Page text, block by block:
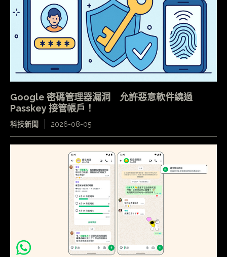
Google 密碼管理器漏洞 允許惡意軟件繞過
Passkey 接管帳戶！
科技新聞 2026-08-05